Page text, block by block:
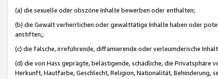
(a) die sexuelle oder obszöne Inhalte bewerben oder enthalten;
(b) die Gewalt verherrlichen oder gewalttätige Inhalte haben oder
anstiften,;
(c) die falsche, irreführende, diffamierende oder verleumderische
(d) die von Hass geprägte, belästigende, schädliche, die Privatsphäre
Herkunft, Hautfarbe, Geschlecht, Religion, Nationalität, Behinderung,